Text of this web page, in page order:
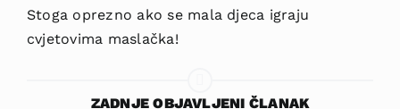
Stoga oprezno ako se mala djeca igraju
cvjetovima maslačka!
ZADNJE OBJAVLJENI ČLANAK